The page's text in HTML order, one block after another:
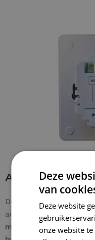
Aansluiten
De bedrading is
achterzijde van de
mat
wordt
Deze
van
Deze website
onze website